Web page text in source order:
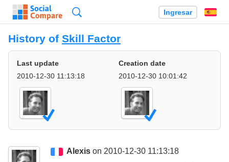
Ingresar
History of Skill Factor
Last update
2010-12-30 11:13:18
Creation date
2010-12-30 10:01:42
Alexis on 2010-12-30 11:13:18